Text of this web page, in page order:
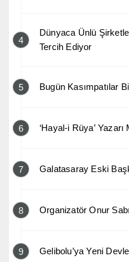
4
Dünyaca Ünlü
Tercih Ediyor
5 Bugün Kasımpatılar
6 ‘Hayal-i Rüya’
7 Galatasaray Eski
8 Organizatör Onur
9 Gelibolu’ya Yeni